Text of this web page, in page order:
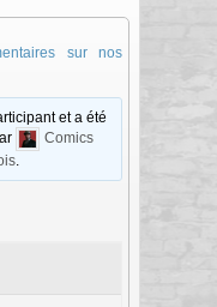
sur nos
et a été
Comics
.